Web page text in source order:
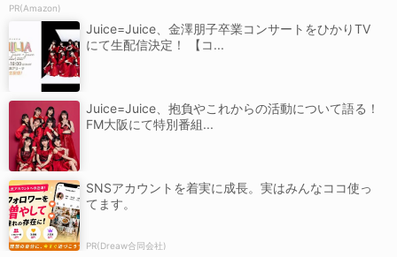
PR(Amazon)
Juice=Juice、金澤朋子卒業コンサートをひかりTV
にて生配信決定！ 【コ...
Juice=Juice、抱負やこれからの活動について語る！
FM大阪にて特別番組...
SNSアカウントを着実に成長。実はみんなココ使っ
てます。
PR(Dreaw合同会社)